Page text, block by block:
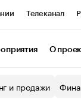
Телеканал
Бизнес
О
и продажи